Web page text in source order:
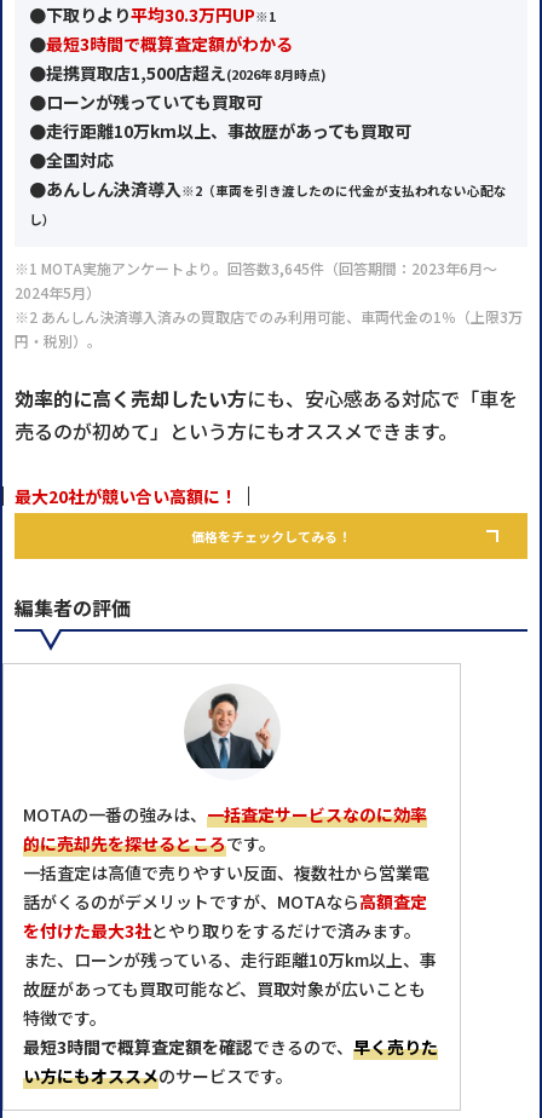
●下取りより平均30.3万円UP※1
●最短3時間で概算査定額がわかる
●提携買取店1,500店超え(2026年8月時点)
●ローンが残っていても買取可
●走行距離10万km以上、事故歴があっても買取可
●全国対応
●あんしん決済導入 ※2 （車両を引き渡したのに代金が支払われない心配な
し）
※1 MOTA実施アンケートより。回答数3,645件（回答期間：2023年6月～
2024年5月）
※2 あんしん決済導入済みの買取店でのみ利用可能、車両代金の1％（上限3万
円・税別）。
効率的に高く売却したい方にも、安心感ある対応で「車を
売るのが初めて」という方にもオススメできます。
最大20社が競い合い高額に！
価格をチェックしてみる！
編集者の評価
MOTAの一番の強みは、 一括査定サービスなのに効率
的に売却先を探せるところです。
一括査定は高値で売りやすい反面、複数社から営業電
話がくるのがデメリットですが、MOTAなら高額査定
を付けた最大3社とやり取りをするだけで済みます。
また、ローンが残っている、走行距離10万km以上、事
故歴があっても買取可能など、買取対象が広いことも
特徴です。
最短3時間で概算査定額を確認できるので、 早く売りた
い方にもオススメのサービスです。